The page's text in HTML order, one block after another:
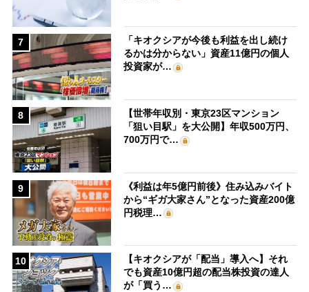
7
「キオクシアが今後も利益を出し続け
るかは分からない」資産11億円の個人
投資家が…
8
【世帯年収別・東京23区マンション
「狙い目駅」を大公開】年収500万円、
700万円で…
9
《利益は年5億円前後》住み込みバイト
から“ギガ大家さん”となった資産200億
円税理…
10
【キオクシアが「配当」導入へ】それ
でも資産10億円超の配当株投資の達人
が「買う…